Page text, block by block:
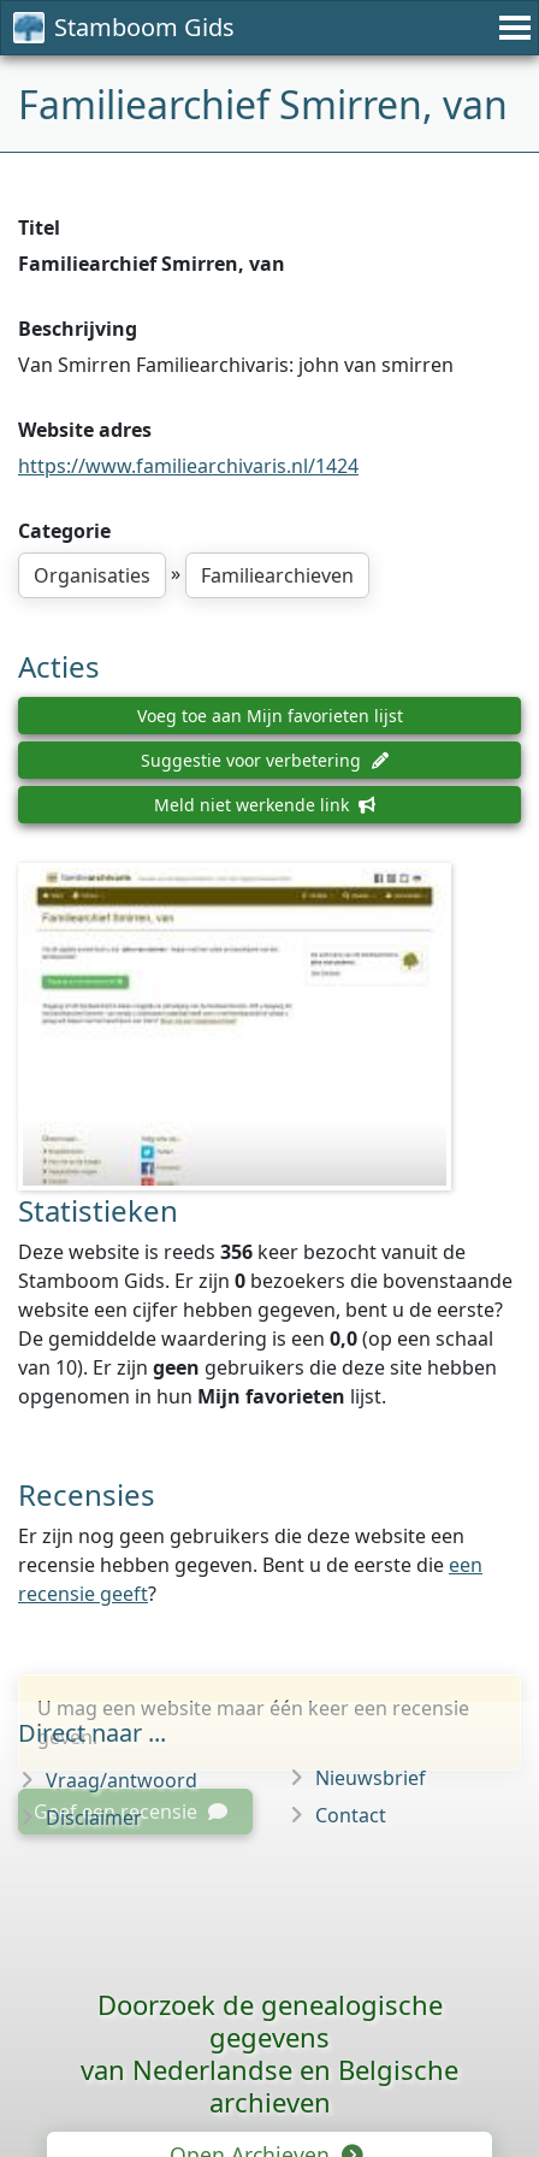
Stamboom Gids
Familiearchief Smirren, van
Titel
Familiearchief Smirren, van
Beschrijving
Van Smirren Familiearchivaris: john van smirren
Website adres
https://www.familiearchivaris.nl/1424
Categorie
Organisaties
» Familiearchieven
Acties
Voeg toe aan Mijn favorieten lijst
Suggestie voor verbetering
Meld niet werkende link
Statistieken
Deze website is reeds 356 keer bezocht vanuit de
Stamboom Gids. Er zijn 0 bezoekers die bovenstaande
website een cijfer hebben gegeven, bent u de eerste?
De gemiddelde waardering is een 0,0(op een schaal
van 10). Er zijn geen gebruikers die deze site hebben
opgenomen in hun Mijn favorieten lijst.
Recensies
Er zijn nog geen gebruikers die deze website een
recensie hebben gegeven. Bent u de eerste die een
recensie geeft?
U mag een website maar één keer een recensie
geven.
Geef een recensie
Direct naar ...
Vraag/antwoord
Disclaimer
Nieuwsbrief
Contact
Doorzoek de genealogische
gegevens
van Nederlandse en Belgische
archieven